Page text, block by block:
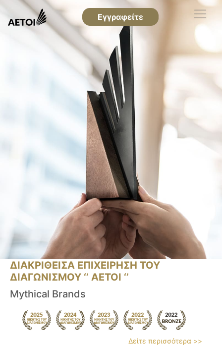
Εγγραφείτε
ΔΙΑΚΡΙΘΕΙΣΑ ΕΠΙΧΕΙΡΗΣΗ ΤΟΥ
ΔΙΑΓΩΝΙΣΜΟΥ ‘’ ΑΕΤΟΙ ‘’
Mythical Brands
Δείτε περισσότερα >>